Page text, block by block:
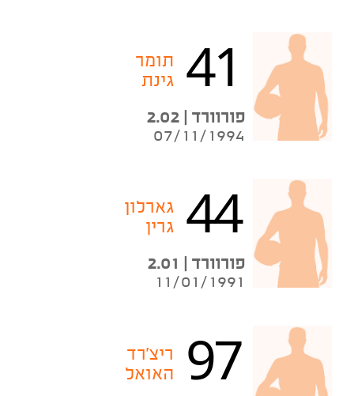
41
תומר
גינת
פורוורד | 2.02
07/11/1994
44
גארלון
גרין
פורוורד | 2.01
11/01/1991
97
ריצ'רד
האואל